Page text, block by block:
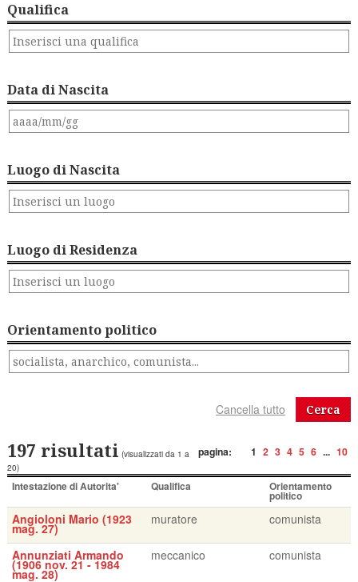
Qualifica
Data di Nascita
Luogo di Nascita
Luogo di Residenza
Orientamento politico
Cerca
pagina: 1 2 3 4 5 6 ... 10
197 risultati (visualizzati da 1 a
20)
Intestazione di Autorita' Qualifica Orientamento
politico
Angioloni Mario (1923
mag. 27)
muratore comunista
Annunziati Armando
(1906 nov. 21 - 1984
mag. 28)
meccanico comunista